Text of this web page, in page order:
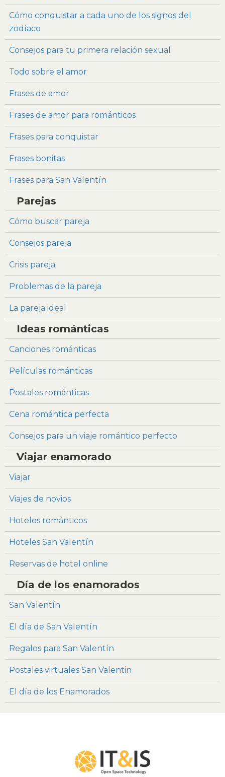
Cómo conquistar a cada uno de los signos del
zodíaco
Consejos para tu primera relación sexual
Todo sobre el amor
Frases de amor
Frases de amor para románticos
Frases para conquistar
Frases bonitas
Frases para San Valentín
Parejas
Cómo buscar pareja
Consejos pareja
Crisis pareja
Problemas de la pareja
La pareja ideal
Ideas románticas
Canciones románticas
Películas románticas
Postales románticas
Cena romántica perfecta
Consejos para un viaje romántico perfecto
Viajar enamorado
Viajar
Viajes de novios
Hoteles románticos
Hoteles San Valentín
Reservas de hotel online
Día de los enamorados
San Valentín
El día de San Valentín
Regalos para San Valentín
Postales virtuales San Valentin
El día de los Enamorados